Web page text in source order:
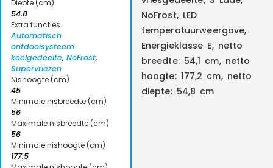
Diepte (cm)
54.8
Extra functies
Automatisch
ontdooisysteem
koelgedeelte, NoFrost,
Supervriezen
Nishoogte (cm)
45
Minimale nisbreedte (cm)
56
Maximale nisbreedte (cm)
56
Minimale nishoogte (cm)
177.5
NoFrost, LED
temperatuurweergave,
Energieklasse E, netto
breedte: 54,1 cm, netto
hoogte: 177,2 cm, netto
diepte: 54,8 cm